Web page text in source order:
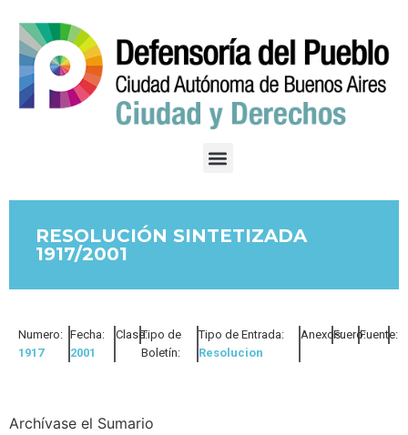
RESOLUCIÓN SINTETIZADA
1917/2001
Numero:
1917
Fecha:
2001
Clase:Tipo de
Boletín:
Tipo de Entrada:
Resolucion
Anexos:Fuero:Fuente:
Archívase el Sumario